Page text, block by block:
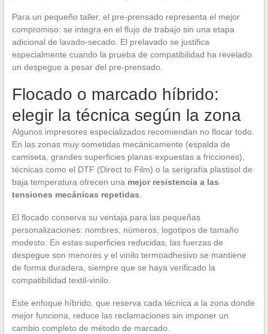
Para un pequeño taller, el pre-prensado representa el mejor
compromiso: se integra en el flujo de trabajo sin una etapa
adicional de lavado-secado. El prelavado se justifica
especialmente cuando la prueba de compatibilidad ha revelado
un despegue a pesar del pre-prensado.
Flocado o marcado híbrido:
elegir la técnica según la zona
Algunos impresores especializados recomiendan no flocar todo.
En las zonas muy sometidas mecánicamente (espalda de
camiseta, grandes superficies planas expuestas a fricciones),
técnicas como el DTF (Direct to Film) o la serigrafía plastisol de
baja temperatura ofrecen una mejor resistencia a las
tensiones mecánicas repetidas
El flocado conserva su ventaja para las pequeñas
personalizaciones: nombres, números, logotipos de tamaño
modesto. En estas superficies reducidas, las fuerzas de
despegue son menores y el vinilo termoadhesivo se mantiene
de forma duradera, siempre que se haya verificado la
compatibilidad textil-vinilo.
Este enfoque híbrido, que reserva cada técnica a la zona donde
mejor funciona, reduce las reclamaciones sin imponer un
cambio completo de método de marcado.